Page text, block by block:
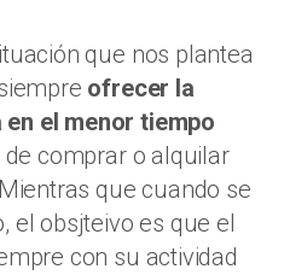
que nos plantea
ofrecer la
el menor tiempo
comprar o alquilar
que cuando se
el obsjteivo es que el
con su actividad